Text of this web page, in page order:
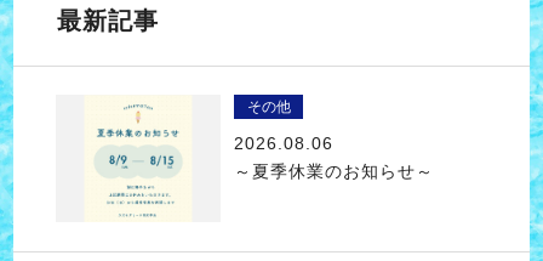
最新記事
その他
2026.08.06
～夏季休業のお知らせ～